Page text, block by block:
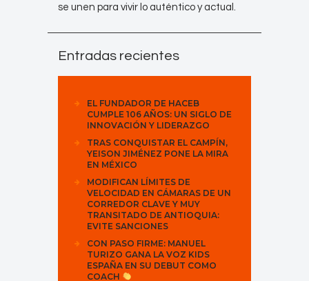
se unen para vivir lo auténtico y actual.
Entradas recientes
EL FUNDADOR DE HACEB
CUMPLE 106 AÑOS: UN SIGLO DE
INNOVACIÓN Y LIDERAZGO
TRAS CONQUISTAR EL CAMPÍN,
YEISON JIMÉNEZ PONE LA MIRA
EN MÉXICO
MODIFICAN LÍMITES DE
VELOCIDAD EN CÁMARAS DE UN
CORREDOR CLAVE Y MUY
TRANSITADO DE ANTIOQUIA:
EVITE SANCIONES
CON PASO FIRME: MANUEL
TURIZO GANA LA VOZ KIDS
ESPAÑA EN SU DEBUT COMO
COACH